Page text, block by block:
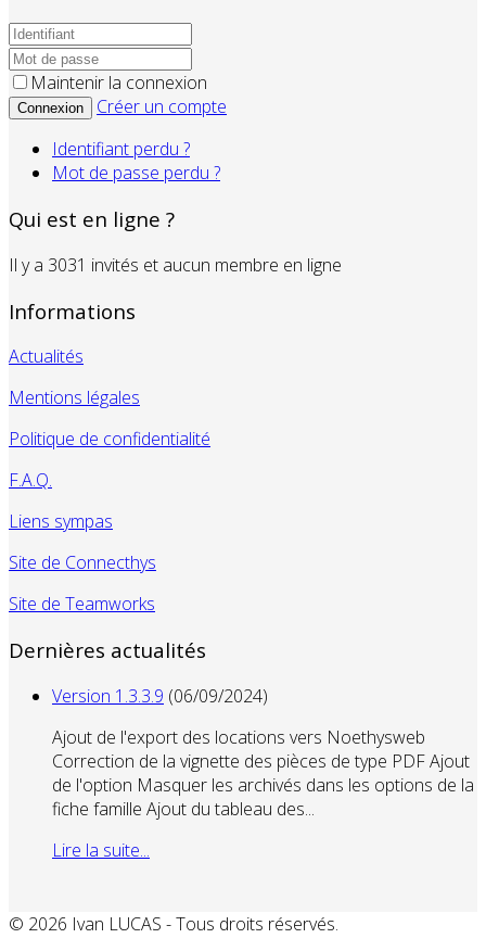
Maintenir la connexion
Connexion
Créer un compte
Identifiant perdu ?
Mot de passe perdu ?
Qui est en ligne ?
Il y a 3031 invités et aucun membre en ligne
Informations
Actualités
Mentions légales
Politique de confidentialité
F.A.Q.
Liens sympas
Site de Connecthys
Site de Teamworks
Dernières actualités
Version 1.3.3.9 (06/09/2024)
Ajout de l'export des locations vers Noethysweb
Correction de la vignette des pièces de type PDF Ajout
de l'option Masquer les archivés dans les options de la
fiche famille Ajout du tableau des...
Lire la suite...
© 2026 Ivan LUCAS - Tous droits réservés.